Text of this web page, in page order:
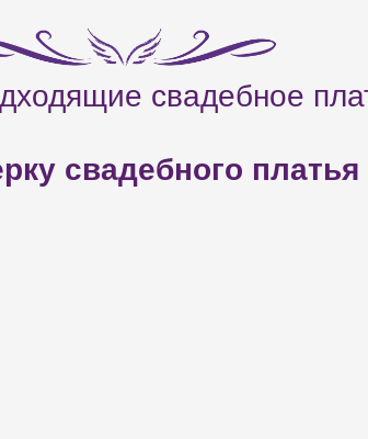
свадебное
свадебного